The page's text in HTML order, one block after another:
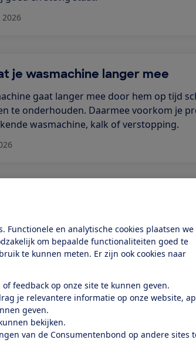
Functionele en analytische cookies plaatsen we
om bepaalde functionaliteiten goed te
te kunnen meten. Er zijn ook cookies naar
feedback op onze site te kunnen geven.
je relevantere informatie op onze website,
geven.
bekijken.
van de Consumentenbond op andere sites
je wasmachine langer mee
gaat langer mee door hem op tijd
te onderhouden. Daarmee voorkom je
wasmachine, kalk of verstopping.
problemen oplossen
vervelend als je wasmachine niet meer
je op weg bij het oplossen van
kapot: wat nu?